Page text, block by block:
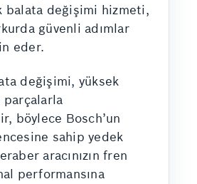
balata değişimi hizmeti,
güvenli adımlar
eder.
değişimi, yüksek
böylece Bosch’un
sahip yedek
aracınızın fren
performansına